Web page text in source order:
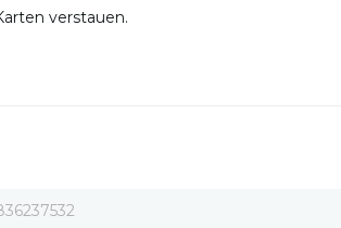
verstauen.